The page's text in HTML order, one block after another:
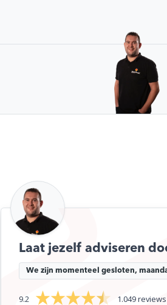
Laat jezelf adviseren
We zijn momenteel gesloten,
9.2 1.049 reviews